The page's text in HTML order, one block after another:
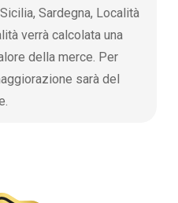
Sardegna, Località
verrà calcolata una
della merce. Per
sarà del